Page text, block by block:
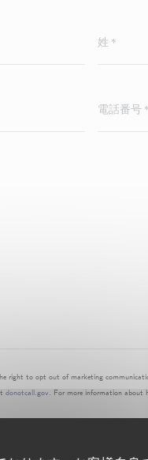
right to opt out of marketing
donotcall.gov. For more information about